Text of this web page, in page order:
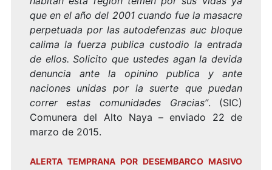
que en el año del 2001 cuando fue la masacre
perpetuada por las autodefenzas auc bloque
calima la fuerza publica custodio la entrada
de ellos. Solicito que ustedes agan la devida
denuncia ante la opinino publica y ante
naciones unidas por la suerte que puedan
correr estas comunidades Gracias”. (SIC)
Comunera del Alto Naya – enviado 22 de
marzo de 2015.
ALERTA TEMPRANA POR DESEMBARCO MASIVO